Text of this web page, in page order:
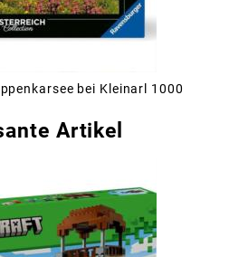
bei Kleinarl 1000
Artikel